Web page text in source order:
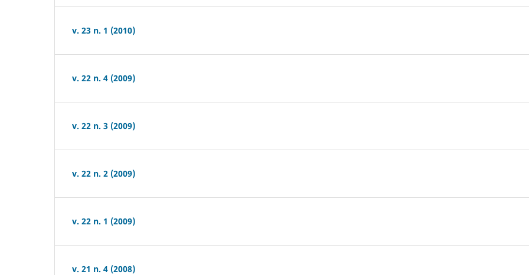
v. 23 n. 1 (2010)
v. 22 n. 4 (2009)
v. 22 n. 3 (2009)
v. 22 n. 2 (2009)
v. 22 n. 1 (2009)
v. 21 n. 4 (2008)